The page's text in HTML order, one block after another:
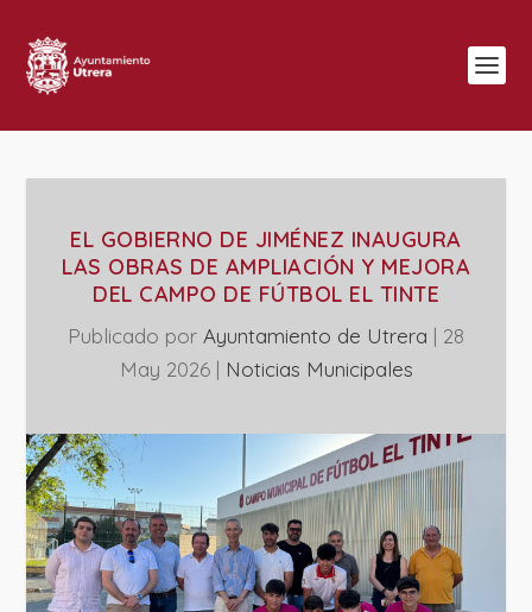
EL GOBIERNO DE JIMÉNEZ INAUGURA
LAS OBRAS DE AMPLIACIÓN Y MEJORA
DEL CAMPO DE FÚTBOL EL TINTE
Publicado por Ayuntamiento de Utrera | 28
May 2026| ‎Noticias Municipales